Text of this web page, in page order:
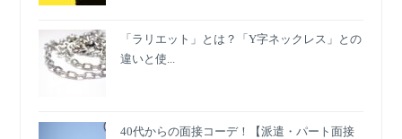
「ラリエット」とは？「Y字ネックレス」との
違いと使...
40代からの面接コーデ！【派遣・パート面接